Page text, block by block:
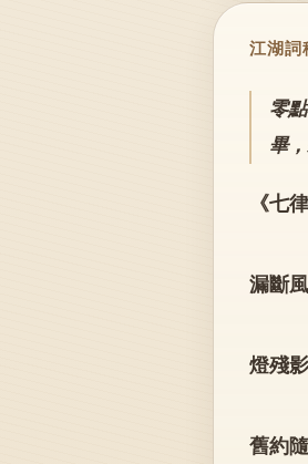
江湖詞
零
畢
《七
漏斷
燈殘
舊約